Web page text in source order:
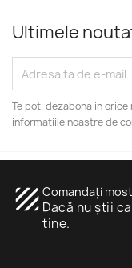
Ultimele
Te poti dezabona in
informatiile noastre de
texture Comandați
Dacă nu știi
tine.